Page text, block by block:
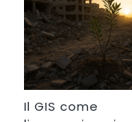
Il GIS come